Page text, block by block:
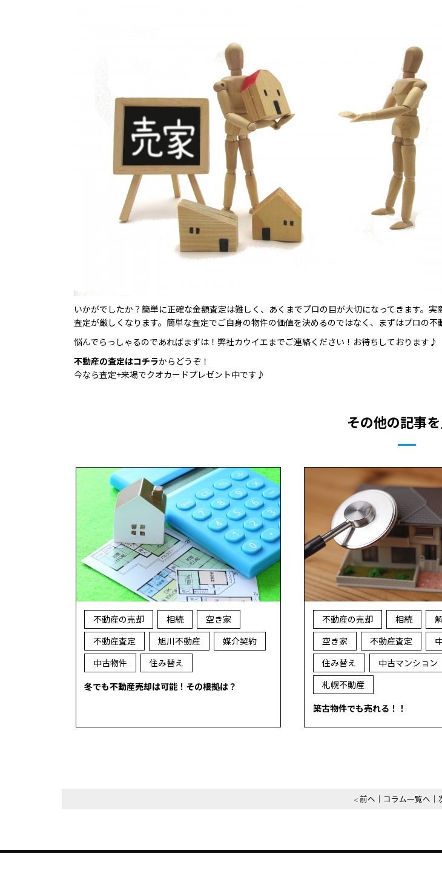
いかがでしたか？簡単に正確な金額査定は難しく、あくまでプロの目が大切になってきます。
査定が厳しくなります。簡単な査定でご自身の物件の価値を決めるのではなく、まずはプロの
悩んでらっしゃるのであればまずは！弊社カウイエまでご連絡ください！お待ちしております♪
不動産の査定はコチラからどうぞ！
今なら査定+来場でクオカードプレゼント中です♪
その他の記事
不動産の売却 相続
空き家
不動産査定
旭川不動産
媒介契約
中古物件
住み替え
冬でも不動産売却は可能！その根拠は？
不動産の売却 相続
空き家
不動産査定
住み替え
中古マンション
札幌不動産
築古物件でも売れる！！
前へ コラム一覧へ